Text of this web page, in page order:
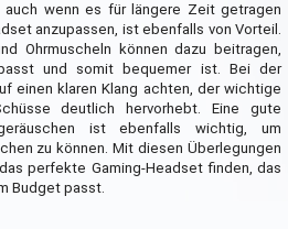
wenn es für längere Zeit getragen
anzupassen, ist ebenfalls von Vorteil.
Ohrmuscheln können dazu beitragen,
und somit bequemer ist. Bei der
einen klaren Klang achten, der wichtige
deutlich hervorhebt. Eine gute
ist ebenfalls wichtig, um
zu können. Mit diesen Überlegungen
perfekte Gaming-Headset finden, das
Budget passt.